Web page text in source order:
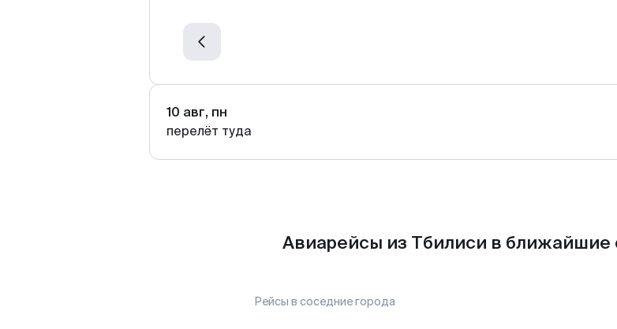
10 авг, пн
перелёт туда
Авиарейсы из Тбилиси в ближайшие
Рейсы в соседние города